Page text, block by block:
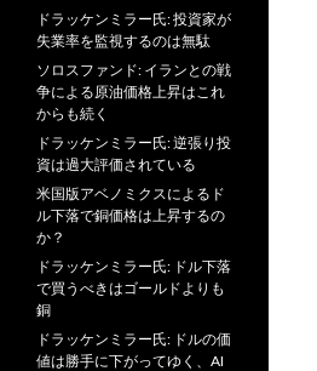
ドラッケンミラー氏: 投資家が
失業率を監視するのは無駄
ソロスファンド: イランとの戦
争による原油価格上昇はこれ
からも続く
ドラッケンミラー氏: 逆張り投
資は過大評価されている
米国版アベノミクスによるド
ル下落で銅価格は上昇するの
か？
ドラッケンミラー氏: ドル下落
で買うべきはゴールドよりも
銅
ドラッケンミラー氏: ドルの価
値は勝手に下がってゆく、AI